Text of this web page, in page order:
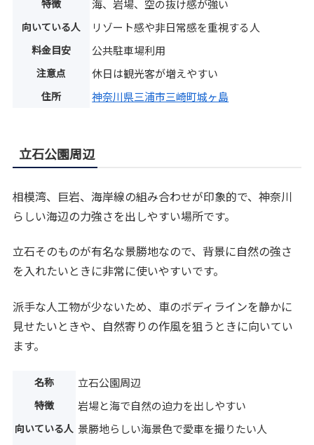
特徴 海、岩場、空の抜け感が強い
向いている人 リゾート感や非日常感を重視する人
料金目安 公共駐車場利用
注意点 休日は観光客が増えやすい
住所 神奈川県三浦市三崎町城ヶ島
立石公園周辺
相模湾、巨岩、海岸線の組み合わせが印象的で、神奈川
らしい海辺の力強さを出しやすい場所です。
立石そのものが有名な景勝地なので、背景に自然の強さ
を入れたいときに非常に使いやすいです。
派手な人工物が少ないため、車のボディラインを静かに
見せたいときや、自然寄りの作風を狙うときに向いてい
ます。
名称 立石公園周辺
特徴 岩場と海で自然の迫力を出しやすい
向いている人 景勝地らしい海景色で愛車を撮りたい人